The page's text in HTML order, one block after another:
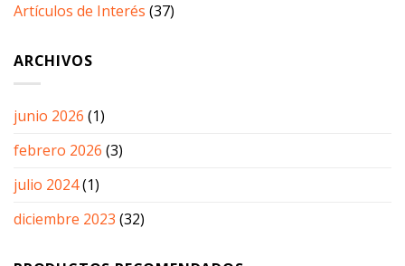
Artículos de Interés (37)
ARCHIVOS
junio 2026 (1)
febrero 2026 (3)
julio 2024(1)
diciembre 2023 (32)